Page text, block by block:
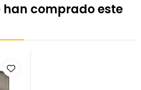
han comprado este